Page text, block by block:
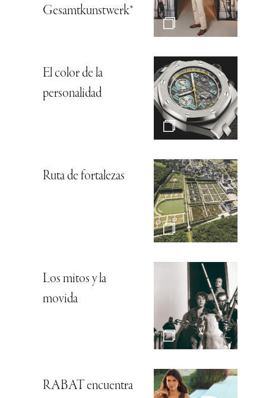
Gesamtkunstwerk*
El color de la
personalidad
Ruta de fortalezas
Los mitos y la
movida
RABAT encuentra